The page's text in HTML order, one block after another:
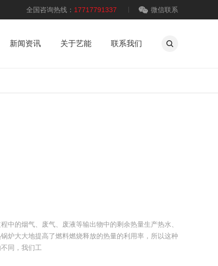
全国咨询热线： 17717791337 微信联系
新闻资讯 关于艺能 联系我们
的烟气、废气、废液等输出物中的剩余热量生产热水、
炉大大地提高了燃料燃烧释放的热量的利用率，所以这种
同，我们工